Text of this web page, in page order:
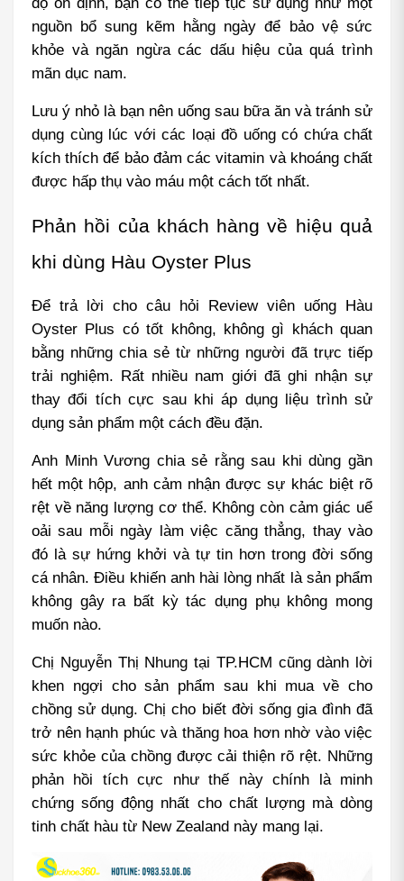
nguồn bổ sung kẽm hằng ngày để bảo vệ sức
khỏe và ngăn ngừa các dấu hiệu của quá trình
mãn dục nam.
Lưu ý nhỏ là bạn nên uống sau bữa ăn và tránh sử
dụng cùng lúc với các loại đồ uống có chứa chất
kích thích để bảo đảm các vitamin và khoáng chất
được hấp thụ vào máu một cách tốt nhất.
Phản hồi của khách hàng về hiệu quả
khi dùng Hàu Oyster Plus
Để trả lời cho câu hỏi Review viên uống Hàu
Oyster Plus có tốt không, không gì khách quan
bằng những chia sẻ từ những người đã trực tiếp
trải nghiệm. Rất nhiều nam giới đã ghi nhận sự
thay đổi tích cực sau khi áp dụng liệu trình sử
dụng sản phẩm một cách đều đặn.
Anh Minh Vương chia sẻ rằng sau khi dùng gần
hết một hộp, anh cảm nhận được sự khác biệt rõ
rệt về năng lượng cơ thể. Không còn cảm giác uể
oải sau mỗi ngày làm việc căng thẳng, thay vào
đó là sự hứng khởi và tự tin hơn trong đời sống
cá nhân. Điều khiến anh hài lòng nhất là sản phẩm
không gây ra bất kỳ tác dụng phụ không mong
muốn nào.
Chị Nguyễn Thị Nhung tại TP.HCM cũng dành lời
khen ngợi cho sản phẩm sau khi mua về cho
chồng sử dụng. Chị cho biết đời sống gia đình đã
trở nên hạnh phúc và thăng hoa hơn nhờ vào việc
sức khỏe của chồng được cải thiện rõ rệt. Những
phản hồi tích cực như thế này chính là minh
chứng sống động nhất cho chất lượng mà dòng
tinh chất hàu từ New Zealand này mang lại.